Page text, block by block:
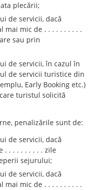
plecării;
de servicii, dacă
mic de . . . . . . . . . .
sau prin
de servicii, în cazul în
de servicii turistice din
Early Booking etc.)
turistul solicită
penalizările sunt de:
de servicii, dacă
. . . . . . . . . . zile
sejurului;
de servicii, dacă
mic de . . . . . . . . . .